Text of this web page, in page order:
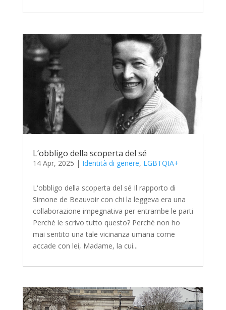
L’obbligo della scoperta del sé
14 Apr, 2025 | Identità di genere, LGBTQIA+
L'obbligo della scoperta del sé Il rapporto di
Simone de Beauvoir con chi la leggeva era una
collaborazione impegnativa per entrambe le parti
Perché le scrivo tutto questo? Perché non ho
mai sentito una tale vicinanza umana come
accade con lei, Madame, la cui...